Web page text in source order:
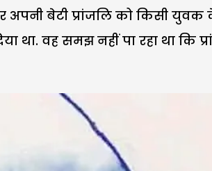
बेटी प्रांजलि को किसी युवक
था. वह समझ नहीं पा रहा था